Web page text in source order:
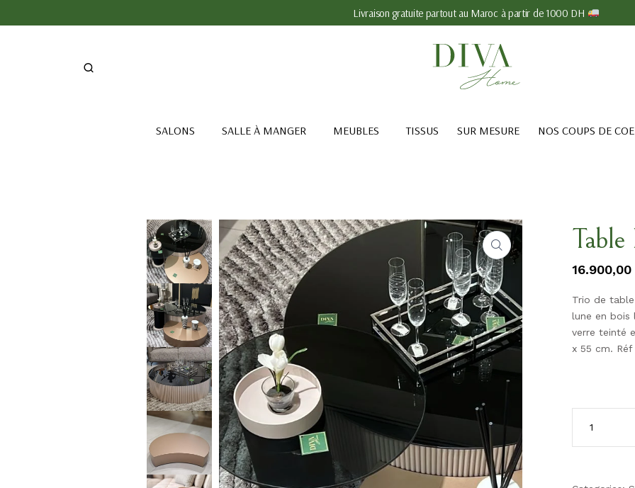
Livraison gratuite partout au Maroc à partir de 1000 DH
SALONS SALLE À MANGER MEUBLES TISSUS SUR MESURE NOS COUPS DE
Table
16.900,00
Trio de
lune en bois
verre teinté
x 55 cm. Réf